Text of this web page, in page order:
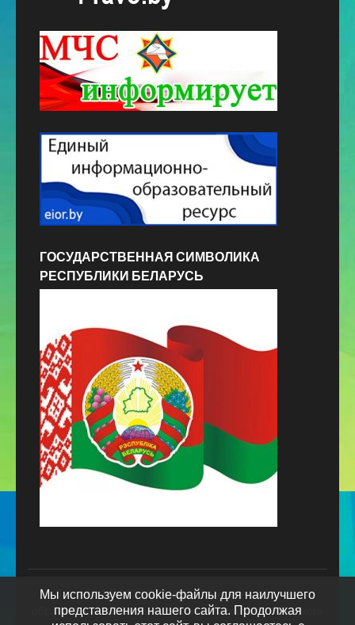
ГОСУДАРСТВЕННАЯ СИМВОЛИКА
РЕСПУБЛИКИ БЕЛАРУСЬ
Copyright ©2026Государственное учреждение
образования «Октябрьская базовая школа Жлобинского
Мы используем cookie-файлы для наилучшего
представления нашего сайта. Продолжая